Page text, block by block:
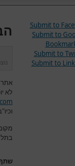
אתר
לא
בתל